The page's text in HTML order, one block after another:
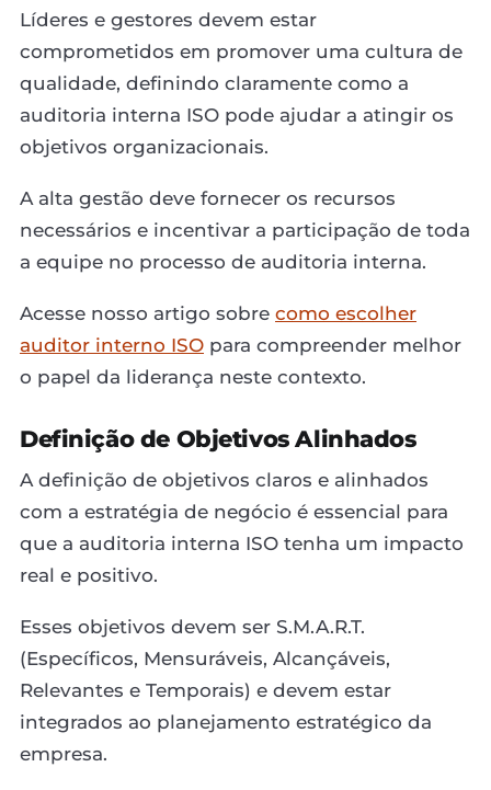
Líderes e gestores devem estar
comprometidos em promover uma cultura de
qualidade, definindo claramente como a
auditoria interna ISO pode ajudar a atingir os
objetivos organizacionais.
A alta gestão deve fornecer os recursos
necessários e incentivar a participação de toda
a equipe no processo de auditoria interna.
Acesse nosso artigo sobre como escolher
auditor interno ISO para compreender melhor
o papel da liderança neste contexto.
Definição de Objetivos Alinhados
A definição de objetivos claros e alinhados
com a estratégia de negócio é essencial para
que a auditoria interna ISO tenha um impacto
real e positivo.
Esses objetivos devem ser S.M.A.R.T.
(Específicos, Mensuráveis, Alcançáveis,
Relevantes e Temporais) e devem estar
integrados ao planejamento estratégico da
empresa.